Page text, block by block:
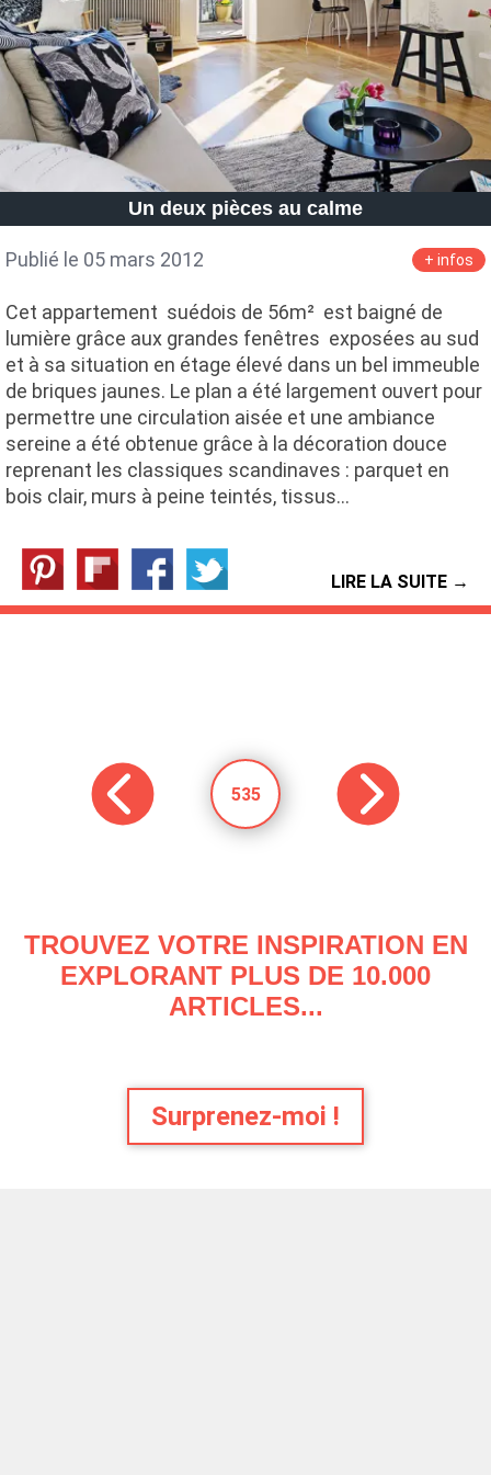
Un deux pièces au calme
Publié le 05 mars 2012 + infos
Cet appartement suédois de 56m² est baigné de
lumière grâce aux grandes fenêtres exposées au sud
et à sa situation en étage élevé dans un bel immeuble
de briques jaunes. Le plan a été largement ouvert pour
permettre une circulation aisée et une ambiance
sereine a été obtenue grâce à la décoration douce
reprenant les classiques scandinaves : parquet en
bois clair, murs à peine teintés, tissus…
LIRE LA SUITE →
535
TROUVEZ VOTRE INSPIRATION EN
EXPLORANT PLUS DE 10.000
ARTICLES...
Surprenez-moi !